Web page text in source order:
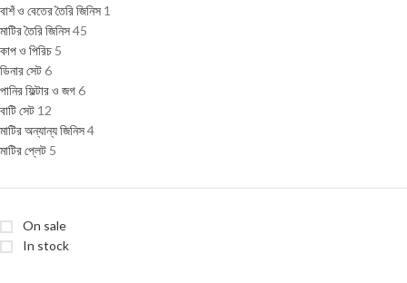
বাশঁ ও বেতের তৈরি জিনিস 1
মাটির তৈরি জিনিস45
কাপ ও পিরিচ 5
ডিনার সেট6
পানির ফিল্টার ও জগ6
বাটি সেট 12
মাটির অন্যান্য জিনিস4
মাটির প্লেট 5
On sale
In stock